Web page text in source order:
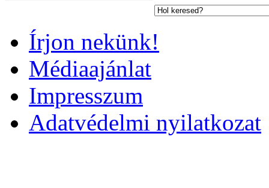
Írjon nekünk!
Médiaajánlat
Impresszum
Adatvédelmi nyilatkozat